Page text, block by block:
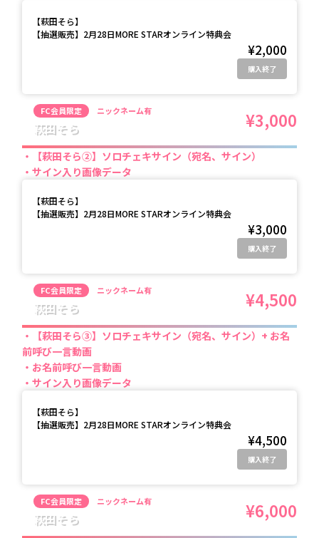
【萩田そら】
【抽選販売】2月28日MORE STARオンライン特典会
¥2,000
購入終了
FC会員限定 ニックネーム有
萩田そら ¥3,000
【萩田そら②】ソロチェキサイン（宛名、サイン）
サイン入り画像データ
【萩田そら】
【抽選販売】2月28日MORE STARオンライン特典会
¥3,000
購入終了
FC会員限定 ニックネーム有
萩田そら ¥4,500
【萩田そら③】ソロチェキサイン（宛名、サイン）+ お名
前呼び一言動画
お名前呼び一言動画
サイン入り画像データ
【萩田そら】
【抽選販売】2月28日MORE STARオンライン特典会
¥4,500
購入終了
FC会員限定 ニックネーム有
萩田そら ¥6,000